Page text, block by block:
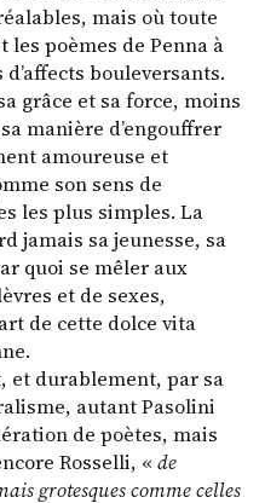
mais où toute
les poèmes de Penna à
bouleversants.
grâce et sa force, moins
manière d’engouffrer
amoureuse et
son sens de
les plus simples. La
jamais sa jeunesse, sa
quoi se mêler aux
et de sexes,
de cette dolce vita
et durablement, par sa
autant Pasolini
de poètes, mais
Rosselli, « de
grotesques comme celles